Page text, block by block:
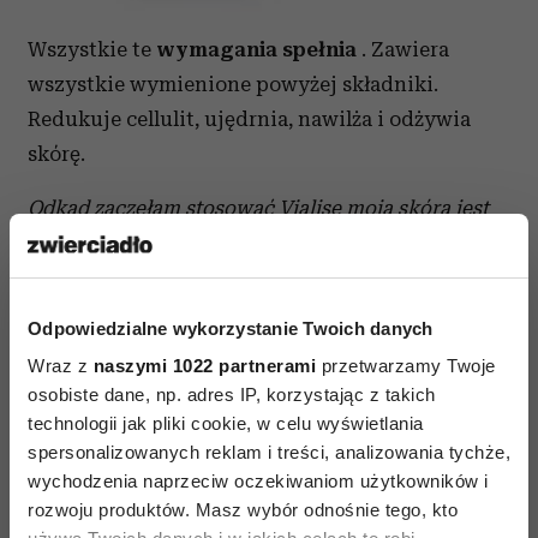
Odpowiedzialne wykorzystanie Twoich danych
Wraz z naszymi 1022 partnerami przetwarzamy Twoje
osobiste dane, np. adres IP, korzystając z takich
technologii jak pliki cookie, w celu wyświetlania
spersonalizowanych reklam i treści, analizowania tychże,
wychodzenia naprzeciw oczekiwaniom użytkowników i
rozwoju produktów. Masz wybór odnośnie tego, kto
Wszystkie te wymagania spełnia . Zawiera
wszystkie wymienione powyżej składniki.
Redukuje cellulit, ujędrnia, nawilża i odżywia
skórę.
Odkąd zaczęłam stosować Vialise moja skóra jest
gładsza. Nie wierzyłam, że mogę pozbyć się
cellulitu, ale okazało się, że to prawda! I to w taki
Dostałam Vialise w prezencie i na początku byłam
sceptycznie nastawiona. Nigdy nie ufałam
kosmetykom na cellulit, kiedyś używałam różnych,
ale efektów nigdy nie widziałam. Postanowiłam, że
po prostu zastąpię nim swój balsam. Jakie było